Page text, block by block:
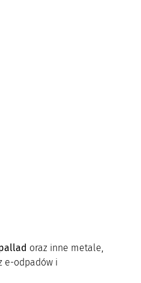
oraz inne metale,
e-odpadów i